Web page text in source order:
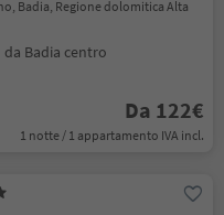
Badia, Regione dolomitica Alta
da Badia centro
Da 122€
1 notte / 1 appartamento IVA incl.